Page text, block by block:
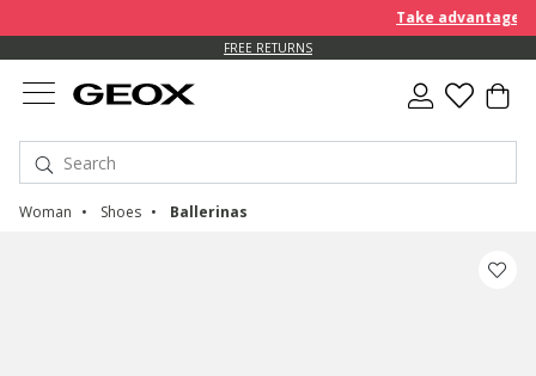
Take advantage of
FREE RETURNS
Woman Shoes Ballerinas